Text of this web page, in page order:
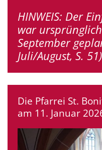
HINWEIS: Der
war
September
Juli/August, S. 51)
Die Pfarrei St.
am 11. Januar